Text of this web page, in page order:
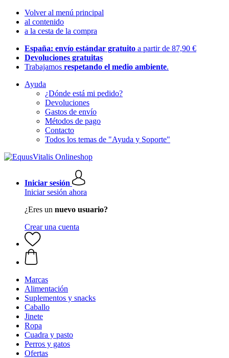
Volver al menú principal
al contenido
a la cesta de la compra
España: envío estándar gratuito a partir de 87,90 €
Devoluciones gratuitas
Trabajamos respetando el medio ambiente.
Ayuda
¿Dónde está mi pedido?
Devoluciones
Gastos de envío
Métodos de pago
Contacto
Todos los temas de "Ayuda y Soporte"
Iniciar sesión
Iniciar sesión ahora
¿Eres un nuevo usuario?
Crear una cuenta
Marcas
Alimentación
Suplementos y snacks
Caballo
Jinete
Ropa
Cuadra y pasto
Perros y gatos
Ofertas